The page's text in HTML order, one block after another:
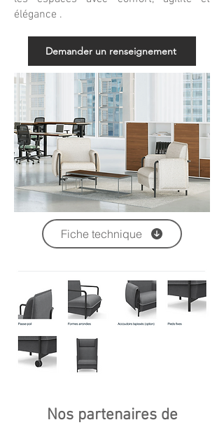
élégance .
Demander un renseignement
Fiche technique
Nos partenaires de